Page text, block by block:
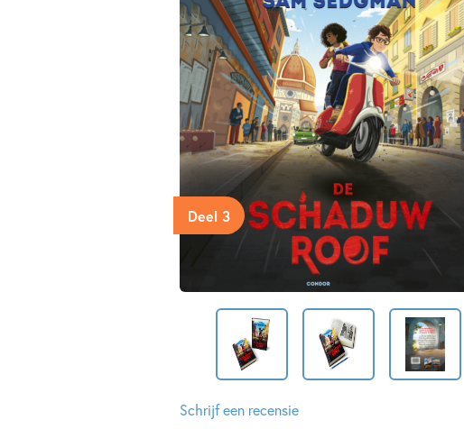
Deel 3
Schrijf een recensie